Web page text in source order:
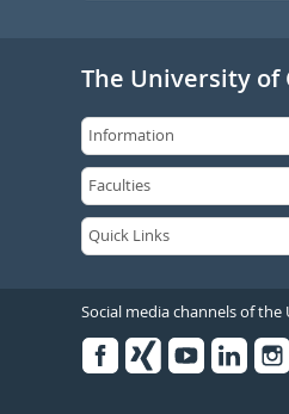
The University of
Social media channels of